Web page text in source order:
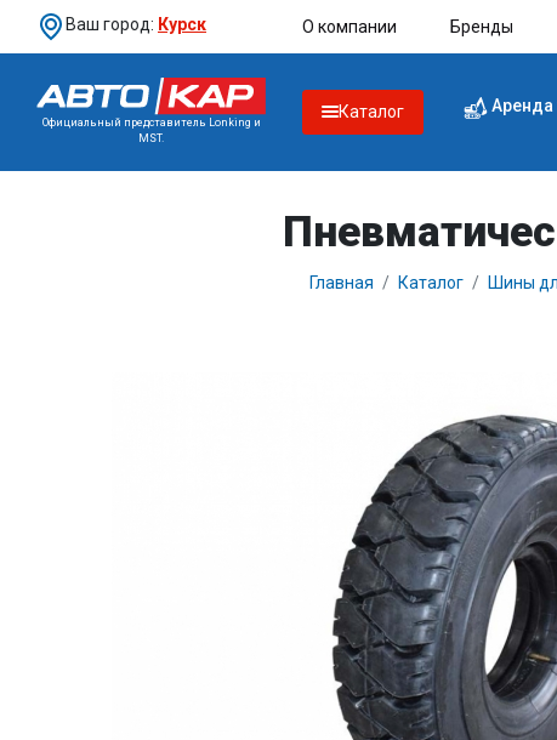
Ваш город: Курск О компании Бренды
Официальный представитель Lonking и
MST.
Каталог Аренда
Главная Каталог Шины